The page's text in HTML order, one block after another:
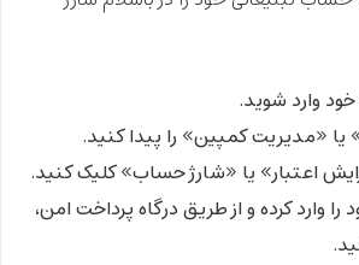
وارد شوید.
یا «مدیریت کمپین» را پیدا کنید.
اعتبار» یا «شارژ حساب» کلیک کنید.
را وارد کرده و از طریق درگاه پرداخت امن،